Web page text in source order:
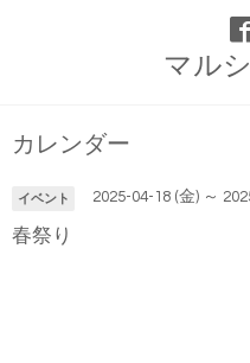
マル
カレンダー
イベント 2025-04-18 (金) ～
春祭り